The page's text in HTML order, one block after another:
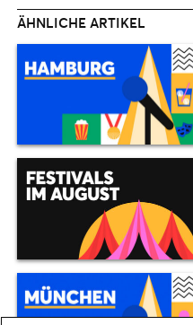
ÄHNLICHE ARTIKEL